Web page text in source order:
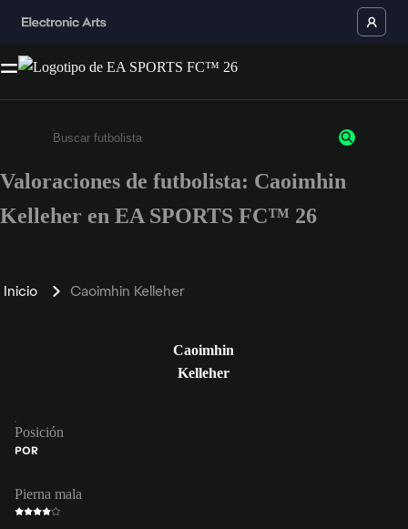
Escribe un mínimo de 3 caracteres o números.
Valoraciones de futbolista: Caoimhin
Kelleher en EA SPORTS FC™ 26
Inicio Caoimhin Kelleher
Caoimhin
Kelleher
Posición
POR
Pierna mala